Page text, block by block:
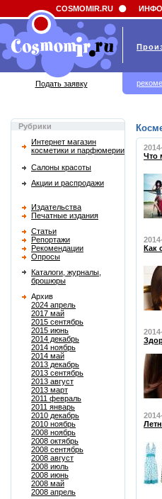
Field 'news_title' doesn't have a default value
Рубрики
Интернет магазин
косметики и парфюмерии
Салоны красоты
Акции и распродажи
Издательства
Печатные издания
Статьи
Репортажи
Рекомендации
Опросы
Каталоги, журналы,
брошюры
Архив
2024 апрель
2017 май
2015 сентябрь
2015 июнь
2014 декабрь
2014 ноябрь
2014 май
2013 декабрь
2013 сентябрь
2013 август
2013 март
2011 февраль
2011 январь
2010 декабрь
2010 ноябрь
2008 ноябрь
2008 октябрь
2008 сентябрь
2008 август
2008 июль
2008 июнь
2008 май
2008 апрель
Что
Как
COSMOMIR.RU
Подать заявку